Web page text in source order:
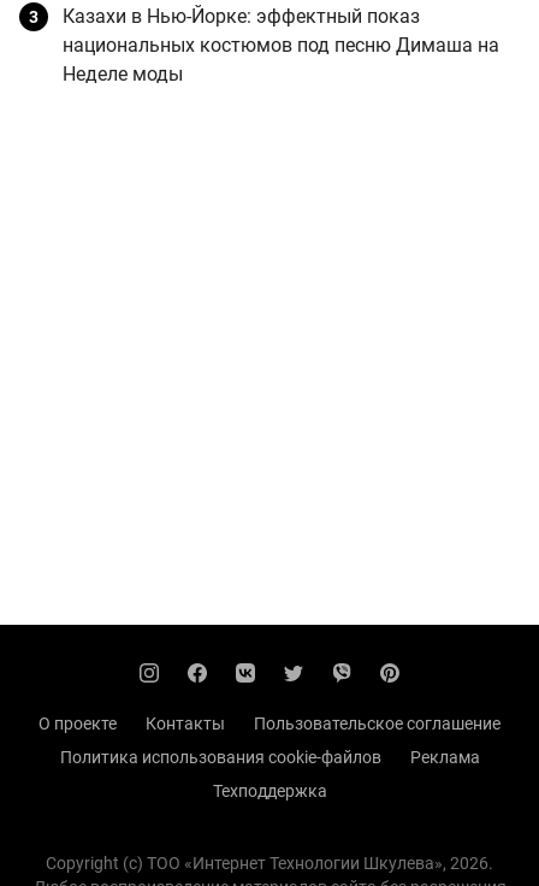
Казахи в Нью-Йорке: эффектный показ
национальных костюмов под песню Димаша на
Неделе моды
О проекте Контакты
Пользовательское соглашение
Политика использования cookie-файлов
Реклама
Техподдержка
Copyright (с) TOO «Интернет Технологии Шкулева», 2026.